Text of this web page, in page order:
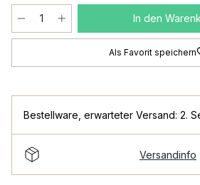
In den
Als Favorit speichern
Bestellware erwarteter Versand: 2.
Versandinfo